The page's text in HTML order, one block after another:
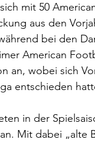
mit 50
aus den
bei den
American
an, wobei sich
entschieden
in der
Mit dabei „alte